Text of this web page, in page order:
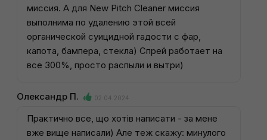
миссия. А для New Pitch Cleaner миссия
выполнима по удалению этой всей
органической суицидной гадости с фар,
капота, бампера, стекла) Спрей работает на
все 300%, просто распыли и вытри)
Олександр П. 02.04.2024
Практично все, що хотів написати - за мене
вже вище написали) Але теж скажу: минулого